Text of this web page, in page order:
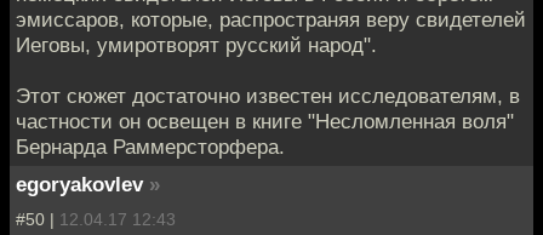
эмиссаров, которые, распространяя веру свидетелей
Иеговы, умиротворят русский народ".
Этот сюжет достаточно известен исследователям, в
частности он освещен в книге "Несломленная воля"
Бернарда Раммерсторфера.
egoryakovlev »
#50 | 12.04.17 12:43